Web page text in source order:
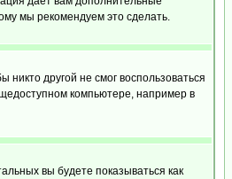
мы рекомендуем это сделать.
другой не смог воспользоваться
компьютере, например в
вы будете показываться как